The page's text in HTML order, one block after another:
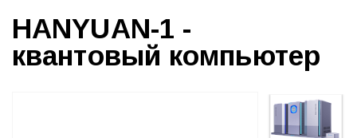
HANYUAN-1 -
квантовый компьютер